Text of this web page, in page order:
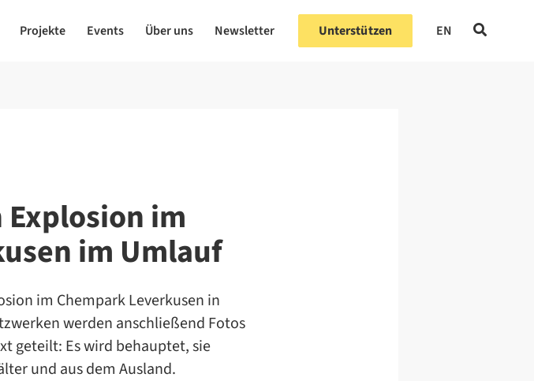
Projekte Events Über uns Newsletter Unterstützen EN
Explosion im
im Umlauf
im Chempark Leverkusen in
werden anschließend Fotos
geteilt: Es wird behauptet, sie
und aus dem Ausland.